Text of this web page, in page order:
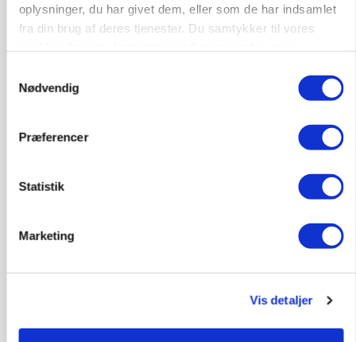
oplysninger, du har givet dem, eller som de har indsamlet
fra din brug af deres tjenester. Du samtykker til vores
Nødvendig
Præferencer
Statistik
Marketing
Vis detaljer
KVÆG
Snart kan man søge tilskud til naturprojekter
Før såmaskinen kører: Her er efterårets største